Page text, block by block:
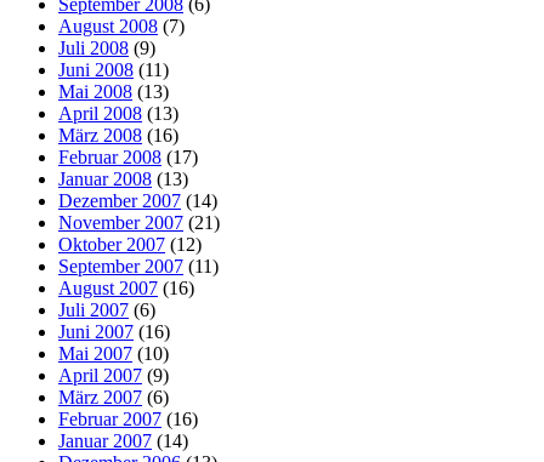
September 2008 (6)
August 2008 (7)
Juli 2008 (9)
Juni 2008 (11)
Mai 2008 (13)
April 2008 (13)
März 2008 (16)
Februar 2008 (17)
Januar 2008 (13)
Dezember 2007 (14)
November 2007 (21)
Oktober 2007 (12)
September 2007 (11)
August 2007 (16)
Juli 2007 (6)
Juni 2007 (16)
Mai 2007 (10)
April 2007 (9)
März 2007 (6)
Februar 2007 (16)
Januar 2007 (14)